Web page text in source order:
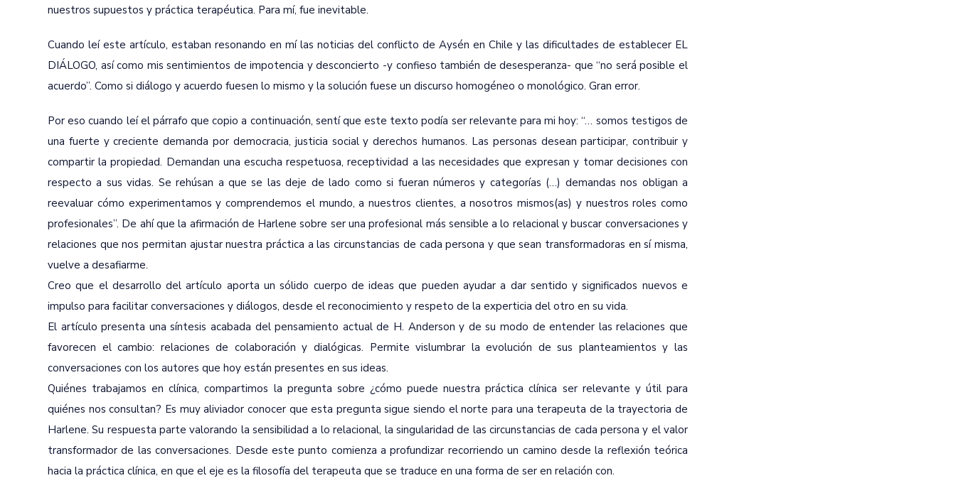
nuestros supuestos y práctica terapéutica. Para mí, fue inevitable.
Cuando leí este artículo, estaban resonando en mí las noticias del conflicto de Aysén en Chile y las dificultades de establecer EL
DIÁLOGO, así como mis sentimientos de impotencia y desconcierto -y confieso también de desesperanza- que “no será posible el
acuerdo”. Como si diálogo y acuerdo fuesen lo mismo y la solución fuese un discurso homogéneo o monológico. Gran error.
Por eso cuando leí el párrafo que copio a continuación, sentí que este texto podía ser relevante para mi hoy: “… somos testigos de
una fuerte y creciente demanda por democracia, justicia social y derechos humanos. Las personas desean participar, contribuir y
compartir la propiedad. Demandan una escucha respetuosa, receptividad a las necesidades que expresan y tomar decisiones con
respecto a sus vidas. Se rehúsan a que se las deje de lado como si fueran números y categorías (…) demandas nos obligan a
reevaluar cómo experimentamos y comprendemos el mundo, a nuestros clientes, a nosotros mismos(as) y nuestros roles como
profesionales”. De ahí que la afirmación de Harlene sobre ser una profesional más sensible a lo relacional y buscar conversaciones y
relaciones que nos permitan ajustar nuestra práctica a las circunstancias de cada persona y que sean transformadoras en sí misma,
vuelve a desafiarme.
Creo que el desarrollo del artículo aporta un sólido cuerpo de ideas que pueden ayudar a dar sentido y significados nuevos e
impulso para facilitar conversaciones y diálogos, desde el reconocimiento y respeto de la experticia del otro en su vida.
El artículo presenta una síntesis acabada del pensamiento actual de H. Anderson y de su modo de entender las relaciones que
favorecen el cambio: relaciones de colaboración y dialógicas. Permite vislumbrar la evolución de sus planteamientos y las
conversaciones con los autores que hoy están presentes en sus ideas.
Quiénes trabajamos en clínica, compartimos la pregunta sobre ¿cómo puede nuestra práctica clínica ser relevante y útil para
quiénes nos consultan? Es muy aliviador conocer que esta pregunta sigue siendo el norte para una terapeuta de la trayectoria de
Harlene. Su respuesta parte valorando la sensibilidad a lo relacional, la singularidad de las circunstancias de cada persona y el valor
transformador de las conversaciones. Desde este punto comienza a profundizar recorriendo un camino desde la reflexión teórica
hacia la práctica clínica, en que el eje es la filosofía del terapeuta que se traduce en una forma de ser en relación con.